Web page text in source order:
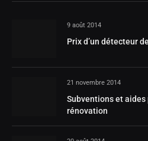
9 août 2014
Prix d’un détecteur
21 novembre 2014
Subventions et aides
rénovation